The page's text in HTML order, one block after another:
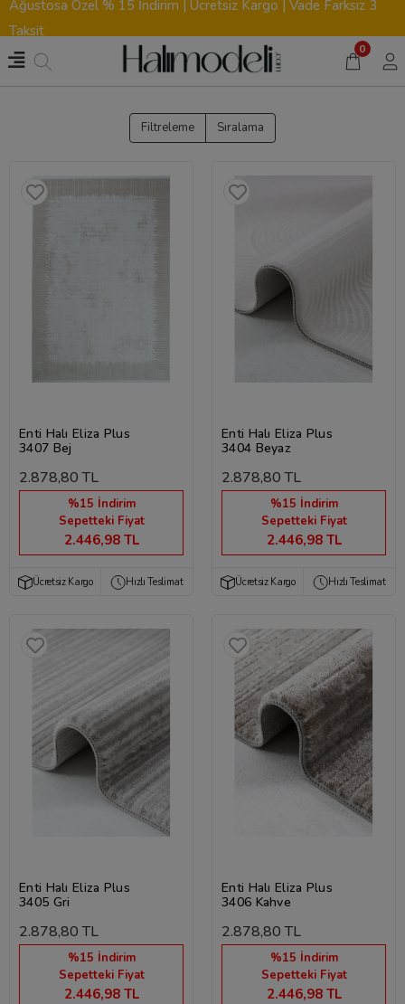
Ağustosa Özel % 15 İndirim | Ücretsiz Kargo | Vade Farksız 3
Taksit
0
Filtreleme Sıralama
Enti Halı Eliza Plus
3407 Bej
2.878,80 TL
%15 İndirim
Sepetteki Fiyat
2.446,98 TL
Ücretsiz Kargo Hızlı Teslimat
Enti Halı Eliza Plus
3404 Beyaz
2.878,80 TL
%15 İndirim
Sepetteki Fiyat
2.446,98 TL
Ücretsiz Kargo Hızlı Teslimat
Enti Halı Eliza Plus
3405 Gri
2.878,80 TL
%15 İndirim
Sepetteki Fiyat
2.446,98 TL
Enti Halı Eliza Plus
3406 Kahve
2.878,80 TL
%15 İndirim
Sepetteki Fiyat
2.446,98 TL